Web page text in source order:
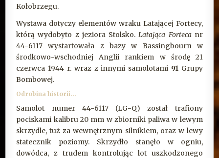
Kołobrzegu.
Wystawa dotyczy elementów wraku Latającej Fortecy,
którą wydobyto z jeziora Stolsko.Latająca Fortecanr
44-6117 wystartowała z bazy w Bassingbourn w
środkowo-wschodniej Anglii rankiem w środę 21
czerwca 1944 r. wraz z innymi samolotami 91Grupy
Bombowej.
Odrobina historii…
Samolot numer 44-6117 (LG-Q) został trafiony
pociskami kalibru 20 mm w zbiorniki paliwa w lewym
skrzydle, tuż za wewnętrznym silnikiem, oraz w lewy
statecznik poziomy. Skrzydło stanęło w ogniu,
dowódca, z trudem kontrolując lot uszkodzonego